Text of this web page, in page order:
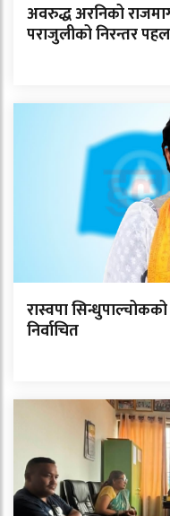
अवरुद्ध अरनिको
पराजुलीको निरन्तर पहल
रास्वपा
निर्वाचित